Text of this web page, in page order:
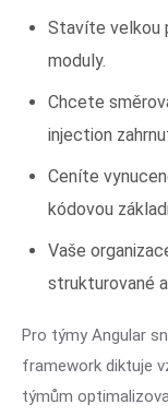
Stavíte velkou
moduly.
Chcete
injection
Ceníte
kódovou
Vaše
strukturované
Pro týmy Angular
framework diktuje
týmům